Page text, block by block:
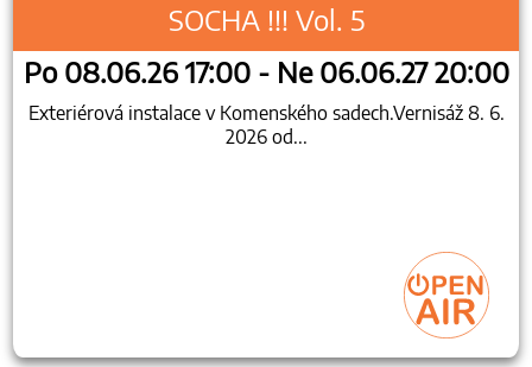
SOCHA !!! Vol. 5
Po 08.06.26 17:00 - Ne 06.06.27 20:00
Exteriérová instalace v Komenského sadech.Vernisáž 8. 6.
2026 od...